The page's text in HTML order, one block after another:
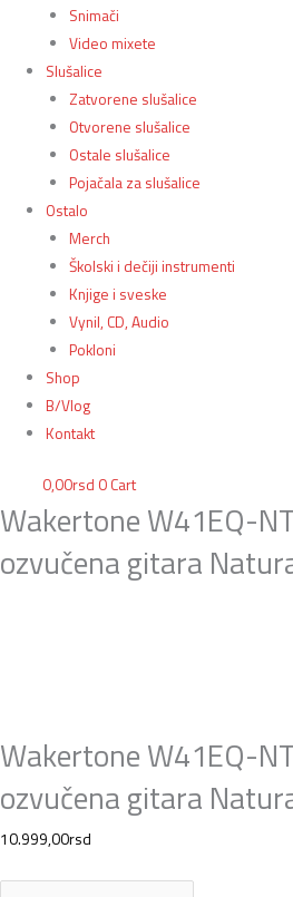
Snimači
Video mixete
Slušalice
Zatvorene slušalice
Otvorene slušalice
Ostale slušalice
Pojačala za slušalice
Ostalo
Merch
Školski i dečiji instrumenti
Knjige i sveske
Vynil, CD, Audio
Pokloni
Shop
B/Vlog
Kontakt
0,00rsd 0 Cart
Wakertone W41EQ-
ozvučena gitara
Wakertone W41EQ-
ozvučena gitara
10.999,00rsd